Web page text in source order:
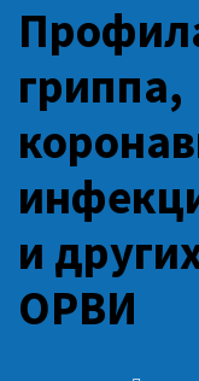
гриппа,
и
ОРВИ